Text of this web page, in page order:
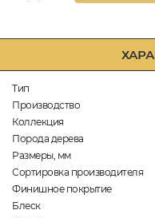
Тип
Производство
Коллекция
Порода дерева
Размеры, мм
Сортировка производителя
Финишное покрытие
Блеск